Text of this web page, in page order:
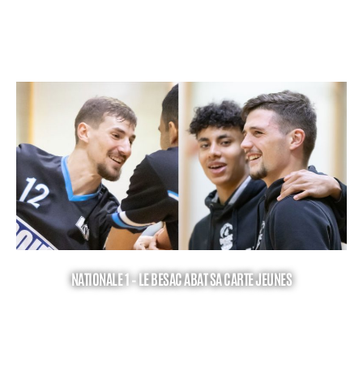
NATIONALE 1 – LE BESAC ABAT SA CARTE JEUNES